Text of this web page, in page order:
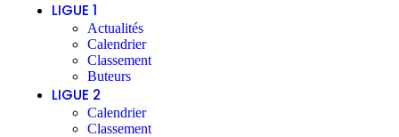
LIGUE 1
Actualités
Calendrier
Classement
Buteurs
LIGUE 2
Calendrier
Classement